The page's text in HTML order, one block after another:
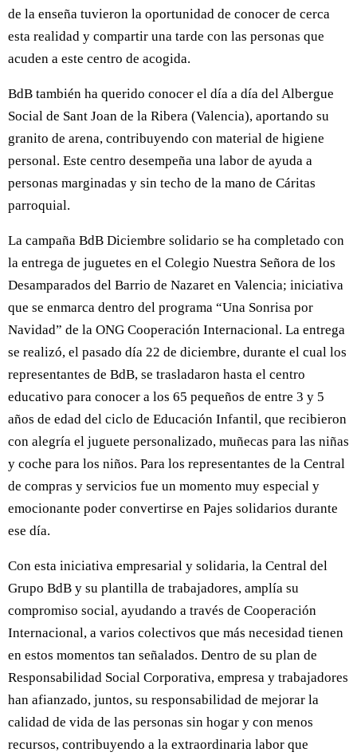
de la enseña tuvieron la oportunidad de conocer de cerca
esta realidad y compartir una tarde con las personas que
acuden a este centro de acogida.
BdB también ha querido conocer el día a día del Albergue
Social de Sant Joan de la Ribera (Valencia), aportando su
granito de arena, contribuyendo con material de higiene
personal. Este centro desempeña una labor de ayuda a
personas marginadas y sin techo de la mano de Cáritas
parroquial.
La campaña BdB Diciembre solidario se ha completado con
la entrega de juguetes en el Colegio Nuestra Señora de los
Desamparados del Barrio de Nazaret en Valencia; iniciativa
que se enmarca dentro del programa “Una Sonrisa por
Navidad” de la ONG Cooperación Internacional. La entrega
se realizó, el pasado día 22 de diciembre, durante el cual los
representantes de BdB, se trasladaron hasta el centro
educativo para conocer a los 65 pequeños de entre 3 y 5
años de edad del ciclo de Educación Infantil, que recibieron
con alegría el juguete personalizado, muñecas para las niñas
y coche para los niños. Para los representantes de la Central
de compras y servicios fue un momento muy especial y
emocionante poder convertirse en Pajes solidarios durante
ese día.
Con esta iniciativa empresarial y solidaria, la Central del
Grupo BdB y su plantilla de trabajadores, amplía su
compromiso social, ayudando a través de Cooperación
Internacional, a varios colectivos que más necesidad tienen
en estos momentos tan señalados. Dentro de su plan de
Responsabilidad Social Corporativa, empresa y trabajadores
han afianzado, juntos, su responsabilidad de mejorar la
calidad de vida de las personas sin hogar y con menos
recursos, contribuyendo a la extraordinaria labor que